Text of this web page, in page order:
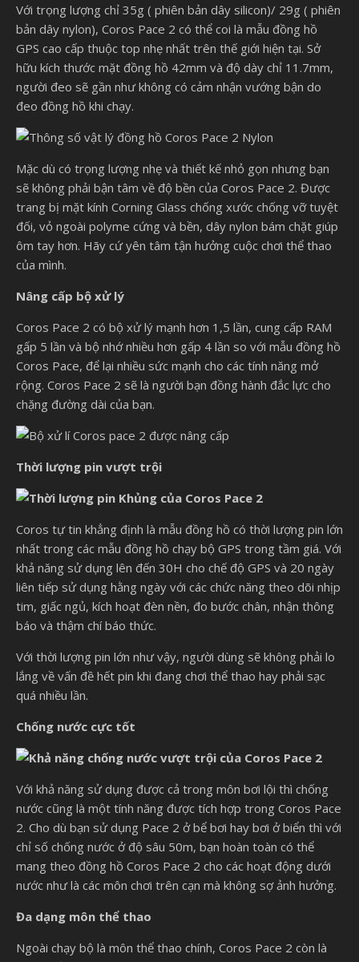
Với trọng lượng chỉ 35g ( phiên bản dây silicon)/ 29g ( phiên
bản dây nylon), Coros Pace 2 có thể coi là mẫu đồng hồ
GPS cao cấp thuộc top nhẹ nhất trên thế giới hiện tại. Sở
hữu kích thước mặt đồng hồ 42mm và độ dày chỉ 11.7mm,
người đeo sẽ gần như không có cảm nhận vướng bận do
đeo đồng hồ khi chạy.
Mặc dù có trọng lượng nhẹ và thiết kế nhỏ gọn nhưng bạn
sẽ không phải bận tâm về độ bền của Coros Pace 2. Được
trang bị mặt kính Corning Glass chống xước chống vỡ tuyệt
đối, vỏ ngoài polyme cứng và bền, dây nylon bám chặt giúp
ôm tay hơn. Hãy cứ yên tâm tận hưởng cuộc chơi thể thao
của mình.
Nâng cấp bộ xử lý
Coros Pace 2 có bộ xử lý mạnh hơn 1,5 lần, cung cấp RAM
gấp 5 lần và bộ nhớ nhiều hơn gấp 4 lần so với mẫu đồng hồ
Coros Pace, để lại nhiều sức mạnh cho các tính năng mở
rộng. Coros Pace 2 sẽ là người bạn đồng hành đắc lực cho
chặng đường dài của bạn.
Thời lượng pin vượt trội
Coros tự tin khẳng định là mẫu đồng hồ có thời lượng pin lớn
nhất trong các mẫu đồng hồ chạy bộ GPS trong tầm giá. Với
khả năng sử dụng lên đến 30H cho chế độ GPS và 20 ngày
liên tiếp sử dụng hằng ngày với các chức năng theo dõi nhịp
tim, giấc ngủ, kích hoạt đèn nền, đo bước chân, nhận thông
báo và thậm chí báo thức.
Với thời lượng pin lớn như vậy, người dùng sẽ không phải lo
lắng về vấn đề hết pin khi đang chơi thể thao hay phải sạc
quá nhiều lần.
Chống nước cực tốt
Với khả năng sử dụng được cả trong môn bơi lội thì chống
nước cũng là một tính năng được tích hợp trong Coros Pace
2. Cho dù bạn sử dụng Pace 2 ở bể bơi hay bơi ở biển thì với
chỉ số chống nước ở độ sâu 50m, bạn hoàn toàn có thể
mang theo đồng hồ Coros Pace 2 cho các hoạt động dưới
nước như là các môn chơi trên cạn mà không sợ ảnh hưởng.
Đa dạng môn thể thao
Ngoài chạy bộ là môn thể thao chính, Coros Pace 2 còn là